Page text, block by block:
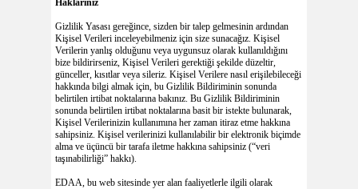
Haklarınız
Gizlilik Yasası gereğince, sizden bir talep gelmesinin ardından
Kişisel Verileri inceleyebilmeniz için size sunacağız. Kişisel
Verilerin yanlış olduğunu veya uygunsuz olarak kullanıldığını
bize bildirirseniz, Kişisel Verileri gerektiği şekilde düzeltir,
günceller, kısıtlar veya sileriz. Kişisel Verilere nasıl erişilebileceği
hakkında bilgi almak için, bu Gizlilik Bildiriminin sonunda
belirtilen irtibat noktalarına bakınız. Bu Gizlilik Bildiriminin
sonunda belirtilen irtibat noktalarına basit bir istekte bulunarak,
Kişisel Verilerinizin kullanımına her zaman itiraz etme hakkına
sahipsiniz. Kişisel verilerinizi kullanılabilir bir elektronik biçimde
alma ve üçüncü bir tarafa iletme hakkına sahipsiniz (“veri
taşınabilirliği” hakkı).
EDAA, bu web sitesinde yer alan faaliyetlerle ilgili olarak